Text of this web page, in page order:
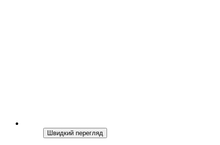
Швидкий перегляд